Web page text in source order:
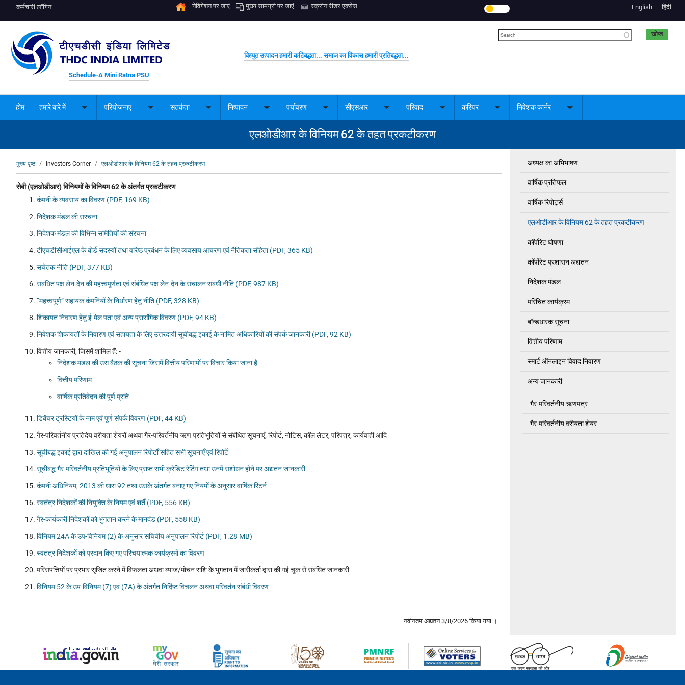
कर्मचारी लॉगिन नेविगेशन पर जाएं मुख्य सामग्री पर जाएं स्क्रीन रीडर एक्सेस English हिंदी
Schedule-A Mini Ratna PSU
विद्द्युत उत्पादन हमारी कटिबद्धता... समाज का विकास हमारी प्रतिबद्धता...
खोज
होम हमारे बारे में
submenu
परियोजनाएं
Toggle
submenu
सतर्कता
Toggle
submenu
निष्पादन
submenu
पर्यावरण
Toggle
submenu
सीएसआर
submenu
परिवाद
Toggle
submenu
करियर
Toggle
submenu
निवेशक कार्नर
submenu
एलओडीआर के विनियम 62 के तहत प्रकटीकरण
पग
चिन्ह
मुख्य पृष्ठ Investors Corner एलओडीआर के विनियम 62 के तहत प्रकटीकरण
सेबी (एलओडीआर) विनियमों के विनियम 62 के अंतर्गत प्रकटीकरण
कंपनी के व्यवसाय का विवरण (PDF, 169 KB)
निदेशक मंडल की संरचना
निदेशक मंडल की विभिन्न समितियों की संरचना
टीएचडीसीआईएल के बोर्ड सदस्यों तथा वरिष्ठ प्रबंधन के लिए व्यवसाय आचरण एवं नैतिकता संहिता (PDF, 365 KB)
सचेतक नीति (PDF, 377 KB)
संबंधित पक्ष लेन-देन की महत्त्वपूर्णता एवं संबंधित पक्ष लेन-देन के संचालन संबंधी नीति (PDF, 987 KB)
“महत्त्वपूर्ण” सहायक कंपनियों के निर्धारण हेतु नीति (PDF, 328 KB)
शिकायत निवारण हेतु ई-मेल पता एवं अन्य प्रासंगिक विवरण (PDF, 94 KB)
निवेशक शिकायतों के निवारण एवं सहायता के लिए उत्तरदायी सूचीबद्ध इकाई के नामित अधिकारियों की संपर्क जानकारी (PDF, 92 KB)
वित्तीय जानकारी, जिसमें शामिल हैं: -
निदेशक मंडल की उस बैठक की सूचना जिसमें वित्तीय परिणामों पर विचार किया जाना है
वित्तीय परिणाम
वार्षिक प्रतिवेदन की पूर्ण प्रति
डिबेंचर ट्रस्टियों के नाम एवं पूर्ण संपर्क विवरण (PDF, 44 KB)
गैर-परिवर्तनीय प्रतिदेय वरीयता शेयरों अथवा गैर-परिवर्तनीय ऋण प्रतिभूतियों से संबंधित सूचनाएँ, रिपोर्ट, नोटिस, कॉल लेटर, परिपत्र, कार्यवाही आदि
सूचीबद्ध इकाई द्वारा दाखिल की गई अनुपालन रिपोर्टों सहित सभी सूचनाएँ एवं रिपोर्टें
सूचीबद्ध गैर-परिवर्तनीय प्रतिभूतियों के लिए प्राप्त सभी क्रेडिट रेटिंग तथा उनमें संशोधन होने पर अद्यतन जानकारी
कंपनी अधिनियम, 2013 की धारा 92 तथा उसके अंतर्गत बनाए गए नियमों के अनुसार वार्षिक रिटर्न
स्वतंत्र निदेशकों की नियुक्ति के नियम एवं शर्तें (PDF, 556 KB)
गैर-कार्यकारी निदेशकों को भुगतान करने के मानदंड (PDF, 558 KB)
विनियम 24A के उप-विनियम (2) के अनुसार सचिवीय अनुपालन रिपोर्ट (PDF, 1.28 MB)
स्वतंत्र निदेशकों को प्रदान किए गए परिचयात्मक कार्यक्रमों का विवरण
परिसंपत्तियों पर प्रभार सृजित करने में विफलता अथवा ब्याज/मोचन राशि के भुगतान में जारीकर्ता द्वारा की गई चूक से संबंधित जानकारी
विनियम 52 के उप-विनियम (7) एवं (7A) के अंतर्गत निर्दिष्ट विचलन अथवा परिवर्तन संबंधी विवरण
नवीनतम अद्यतन 3/8/2026 किया गया ।
Corner
अध्यक्ष का अभिभाषण
वार्षिक प्रतिफल
वार्षिक रिपोर्ट्स
एलओडीआर के विनियम 62 के तहत प्रकटीकरण
कॉर्पोरेट घोषणा
कॉर्पोरेट प्रशासन अद्यतन
निदेशक मंडल
परिचित कार्यक्रम
बॉन्डधारक सूचना
वित्तीय परिणाम
स्मार्ट ऑनलाइन विवाद निवारण
अन्य जानकारी
गैर-परिवर्तनीय ऋणपत्र
गैर-परिवर्तनीय वरीयता शेयर